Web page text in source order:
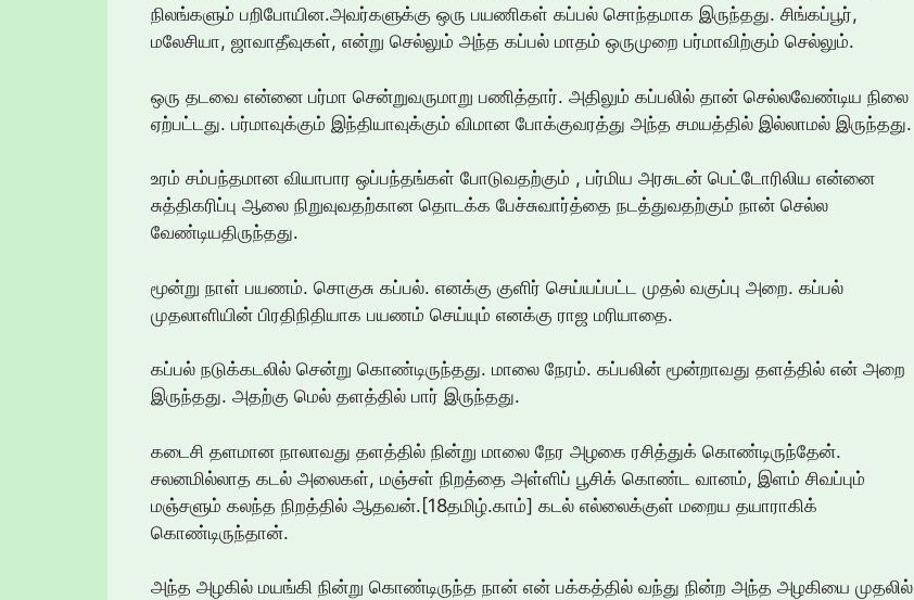
நிலங்களும் பறிபோயின.அவர்களுக்கு ஒரு பயணிகள் கப்பல் சொந்தமாக இருந்தது. சிங்கப்பூர்,
மலேசியா, ஜாவாதீவுகள், என்று செல்லும் அந்த கப்பல் மாதம் ஒருமுறை பர்மாவிற்கும் செல்லும்.
ஒரு தடவை என்னை பர்மா சென்றுவருமாறு பணித்தார். அதிலும் கப்பலில் தான் செல்லவேண்டிய நிலை
ஏற்பட்டது. பர்மாவுக்கும் இந்தியாவுக்கும் விமான போக்குவரத்து அந்த சமயத்தில் இல்லாமல் இருந்தது.
உரம் சம்பந்தமான வியாபார ஒப்பந்தங்கள் போடுவதற்கும் , பர்மிய அரசுடன் பெட்டோரிலிய என்னை
சுத்திகரிப்பு ஆலை நிறுவுவதற்கான தொடக்க பேச்சுவார்த்தை நடத்துவதற்கும் நான் செல்ல
வேண்டியதிருந்தது.
மூன்று நாள் பயணம். சொகுசு கப்பல். எனக்கு குளிர் செய்யப்பட்ட முதல் வகுப்பு அறை. கப்பல்
முதலாளியின் பிரதிநிதியாக பயணம் செய்யும் எனக்கு ராஜ மரியாதை.
கப்பல் நடுக்கடலில் சென்று கொண்டிருந்தது. மாலை நேரம். கப்பலின் மூன்றாவது தளத்தில் என் அறை
இருந்தது. அதற்கு மெல் தளத்தில் பார் இருந்தது.
கடைசி தளமான நாலாவது தளத்தில் நின்று மாலை நேர அழகை ரசித்துக் கொண்டிருந்தேன்.
சலனமில்லாத கடல் அலைகள், மஞ்சள் நிறத்தை அள்ளிப் பூசிக் கொண்ட வானம், இளம் சிவப்பும்
மஞ்சளும் கலந்த நிறத்தில் ஆதவன்.[18தமிழ்.காம்] கடல் எல்லைக்குள் மறைய தயாராகிக்
கொண்டிருந்தான்.
அந்த அழகில் மயங்கி நின்று கொண்டிருந்த நான் என் பக்கத்தில் வந்து நின்ற அந்த அழகியை முதலில்